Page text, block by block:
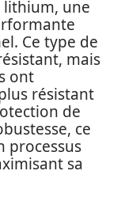
lithium, une
Ce type de
mais
ont
résistant
de
ce
processus
sa